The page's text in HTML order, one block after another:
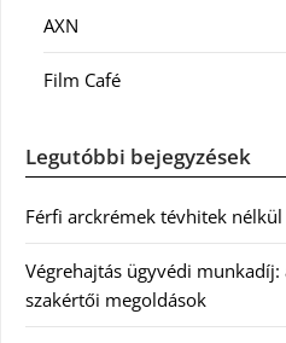
AXN
Film Café
Legutóbbi bejegyzések
Férfi arckrémek tévhitek nélkül
Végrehajtás ügyvédi
szakértői megoldások